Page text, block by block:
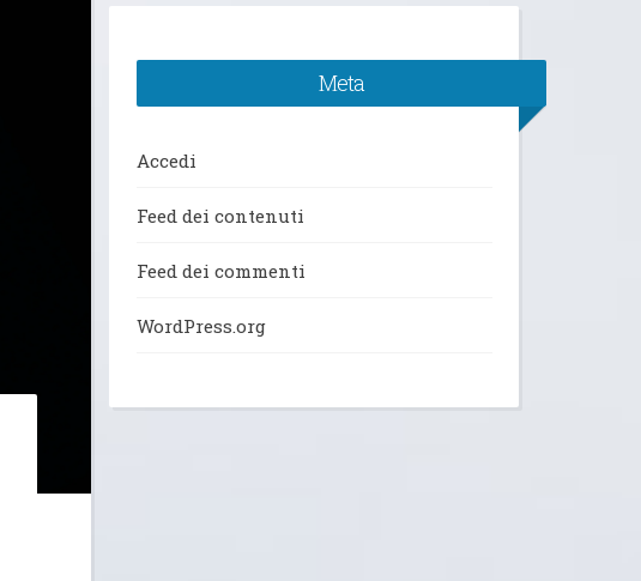
Meta
Accedi
Feed dei contenuti
Feed dei commenti
WordPress.org